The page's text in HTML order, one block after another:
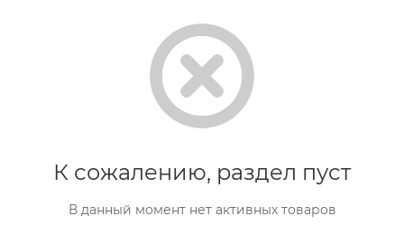
К сожалению, раздел пуст
В данный момент нет активных товаров